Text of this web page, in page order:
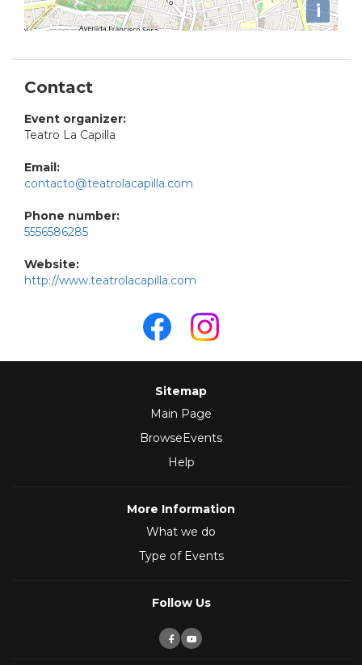
i
Contact
Event organizer:
Teatro La Capilla
Email:
contacto@teatrolacapilla.com
Phone number:
5556586285
Website:
http://www.teatrolacapilla.com
Sitemap
Main Page
BrowseEvents
Help
More Information
What we do
Type of Events
Follow Us